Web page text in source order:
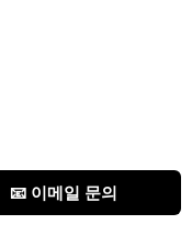
📧 이메일 문의